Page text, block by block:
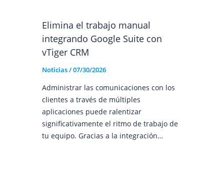
Elimina el trabajo manual
integrando Google Suite con
vTiger CRM
Noticias/07/30/2026
Administrar las comunicaciones con los
clientes a través de múltiples
aplicaciones puede ralentizar
significativamente el ritmo de trabajo de
tu equipo. Gracias a la integración…